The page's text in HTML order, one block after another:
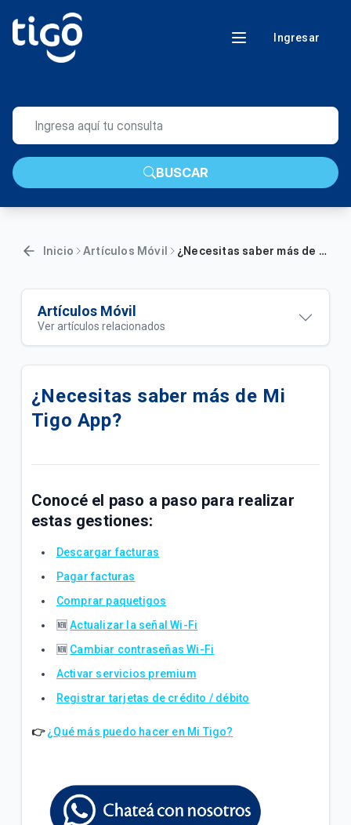
Ingresar
BUSCAR
Inicio Artículos Móvil ¿Necesitas saber más de Mi Tigo App?
Artículos Móvil
Ver artículos relacionados
Cómo activar VoLTE en tu dispositivo 📶
¿Cómo comprar paquetes o saldo desde Mango?
Paquetigos Ilimitados con Tigo Sports✨
Siempre conectado con el Roaming de Tigo✈️
Tigo Flex: Todo lo que necesitás saber de tu
suscripción
Inconvenientes al activar Paquetigos en zonas
fronterizas.
Homebanking?
comparar?
¿Necesitas saber más de Mi
Tigo App?
Conocé el paso a paso para realizar
estas gestiones:
Descargar facturas
Pagar facturas
Comprar paquetigos
🆕Actualizar la señal Wi-Fi
🆕 Cambiar contraseñas Wi-Fi
Activar servicios premium
Registrar tarjetas de crédito / débito
👉¿Qué más puedo hacer en Mi Tigo?